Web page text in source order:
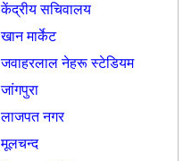
केंद्रीय सचिवालय
खान मार्केट
जवाहरलाल नेहरू स्टेडियम
जांगपुरा
लाजपत नगर
मूलचन्द